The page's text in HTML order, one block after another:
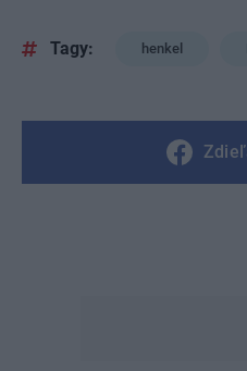
Tagy: henkel